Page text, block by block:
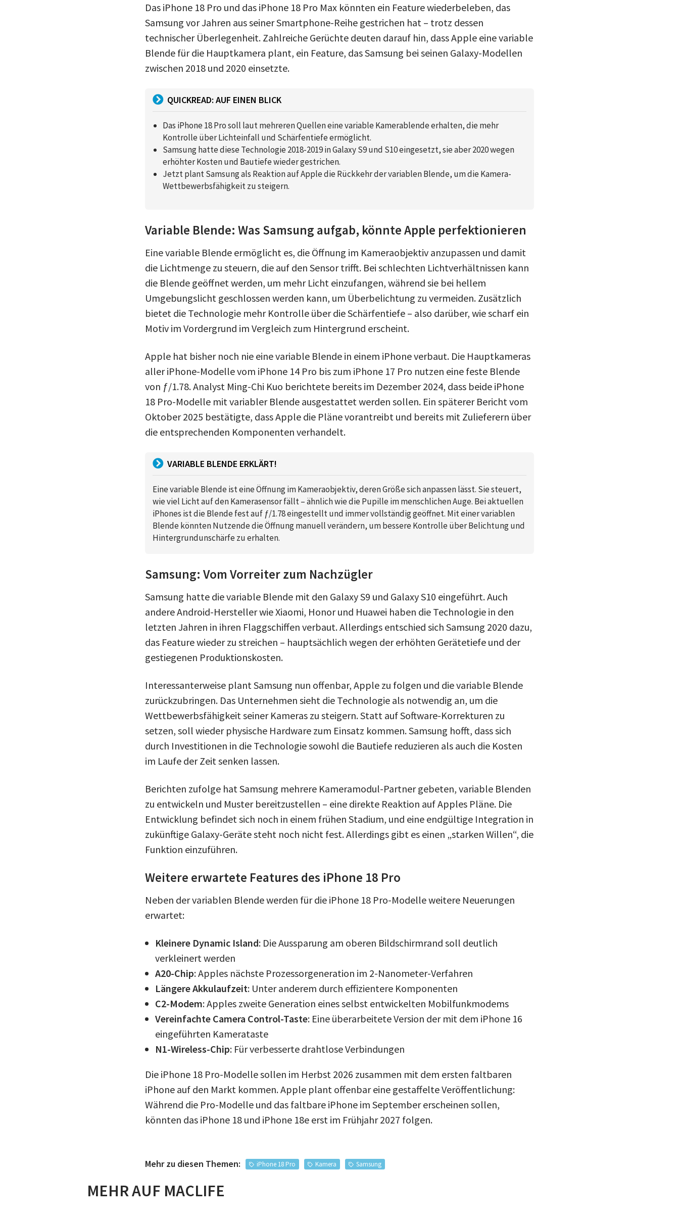
Das iPhone 18 Pro und das iPhone 18 Pro Max könnten ein Feature wiederbeleben, das
Samsung vor Jahren aus seiner Smartphone-Reihe gestrichen hat – trotz dessen
technischer Überlegenheit. Zahlreiche Gerüchte deuten darauf hin, dass Apple eine variable
Blende für die Hauptkamera plant, ein Feature, das Samsung bei seinen Galaxy-Modellen
zwischen 2018 und 2020 einsetzte.
QUICKREAD: AUF EINEN BLICK
Das iPhone 18 Pro soll laut mehreren Quellen eine variable Kamerablende erhalten, die mehr
Kontrolle über Lichteinfall und Schärfentiefe ermöglicht.
Samsung hatte diese Technologie 2018-2019 in Galaxy S9 und S10 eingesetzt, sie aber 2020 wegen
erhöhter Kosten und Bautiefe wieder gestrichen.
Jetzt plant Samsung als Reaktion auf Apple die Rückkehr der variablen Blende, um die Kamera-
Wettbewerbsfähigkeit zu steigern.
Variable Blende: Was Samsung aufgab, könnte Apple perfektionieren
Eine variable Blende ermöglicht es, die Öffnung im Kameraobjektiv anzupassen und damit
die Lichtmenge zu steuern, die auf den Sensor trifft. Bei schlechten Lichtverhältnissen kann
die Blende geöffnet werden, um mehr Licht einzufangen, während sie bei hellem
Umgebungslicht geschlossen werden kann, um Überbelichtung zu vermeiden. Zusätzlich
bietet die Technologie mehr Kontrolle über die Schärfentiefe – also darüber, wie scharf ein
Motiv im Vordergrund im Vergleich zum Hintergrund erscheint.
Apple hat bisher noch nie eine variable Blende in einem iPhone verbaut. Die Hauptkameras
aller iPhone-Modelle vom iPhone 14 Pro bis zum iPhone 17 Pro nutzen eine feste Blende
von ƒ/1.78. Analyst Ming-Chi Kuo berichtete bereits im Dezember 2024, dass beide iPhone
18 Pro-Modelle mit variabler Blende ausgestattet werden sollen. Ein späterer Bericht vom
Oktober 2025 bestätigte, dass Apple die Pläne vorantreibt und bereits mit Zulieferern über
die entsprechenden Komponenten verhandelt.
VARIABLE BLENDE ERKLÄRT!
Eine variable Blende ist eine Öffnung im Kameraobjektiv, deren Größe sich anpassen lässt. Sie steuert,
wie viel Licht auf den Kamerasensor fällt – ähnlich wie die Pupille im menschlichen Auge. Bei aktuellen
iPhones ist die Blende fest auf ƒ/1.78 eingestellt und immer vollständig geöffnet. Mit einer variablen
Blende könnten Nutzende die Öffnung manuell verändern, um bessere Kontrolle über Belichtung und
Hintergrundunschärfe zu erhalten.
Samsung: Vom Vorreiter zum Nachzügler
Samsung hatte die variable Blende mit den Galaxy S9 und Galaxy S10 eingeführt. Auch
andere Android-Hersteller wie Xiaomi, Honor und Huawei haben die Technologie in den
letzten Jahren in ihren Flaggschiffen verbaut. Allerdings entschied sich Samsung 2020 dazu,
das Feature wieder zu streichen – hauptsächlich wegen der erhöhten Gerätetiefe und der
gestiegenen Produktionskosten.
Interessanterweise plant Samsung nun offenbar, Apple zu folgen und die variable Blende
zurückzubringen. Das Unternehmen sieht die Technologie als notwendig an, um die
Wettbewerbsfähigkeit seiner Kameras zu steigern. Statt auf Software-Korrekturen zu
setzen, soll wieder physische Hardware zum Einsatz kommen. Samsung hofft, dass sich
durch Investitionen in die Technologie sowohl die Bautiefe reduzieren als auch die Kosten
im Laufe der Zeit senken lassen.
Berichten zufolge hat Samsung mehrere Kameramodul-Partner gebeten, variable Blenden
zu entwickeln und Muster bereitzustellen – eine direkte Reaktion auf Apples Pläne. Die
Entwicklung befindet sich noch in einem frühen Stadium, und eine endgültige Integration in
zukünftige Galaxy-Geräte steht noch nicht fest. Allerdings gibt es einen „starken Willen“, die
Funktion einzuführen.
Weitere erwartete Features des iPhone 18 Pro
Neben der variablen Blende werden für die iPhone 18 Pro-Modelle weitere Neuerungen
erwartet:
Kleinere Dynamic Island: Die Aussparung am oberen Bildschirmrand soll deutlich
verkleinert werden
A20-Chip: Apples nächste Prozessorgeneration im 2-Nanometer-Verfahren
Längere Akkulaufzeit: Unter anderem durch effizientere Komponenten
C2-Modem: Apples zweite Generation eines selbst entwickelten Mobilfunkmodems
Vereinfachte Camera Control-Taste: Eine überarbeitete Version der mit dem iPhone 16
eingeführten Kamerataste
N1-Wireless-Chip: Für verbesserte drahtlose Verbindungen
Die iPhone 18 Pro-Modelle sollen im Herbst 2026 zusammen mit dem ersten faltbaren
iPhone auf den Markt kommen. Apple plant offenbar eine gestaffelte Veröffentlichung:
Während die Pro-Modelle und das faltbare iPhone im September erscheinen sollen,
könnten das iPhone 18 und iPhone 18e erst im Frühjahr 2027 folgen.
Mehr zu diesen Themen: iPhone 18 Pro Kamera Samsung
MEHR AUF MACLIFE